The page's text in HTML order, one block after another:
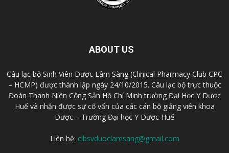
ABOUT US
Câu lạc bộ Sinh Viên Dược Lâm Sàng (Clinical Pharmacy Club CPC
– HCMP) được thành lập ngày 24/10/2015. Câu lạc bộ trực thuộc
Đoàn Thanh Niên Cộng Sản Hồ Chí Minh trường Đại Học Y Dược
Huế và nhận được sự cố vấn của các cán bộ giảng viên khoa
Dược – Trường Đại học Y Dược Huế
Liên hệ: clbsvduoclamsang@gmail.com